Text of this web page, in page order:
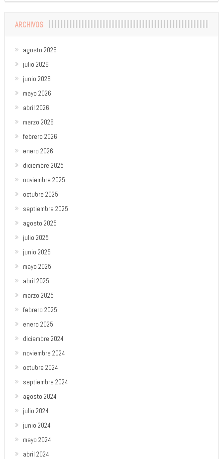
ARCHIVOS
agosto 2026
julio 2026
junio 2026
mayo 2026
abril 2026
marzo 2026
febrero 2026
enero 2026
diciembre 2025
noviembre 2025
octubre 2025
septiembre 2025
agosto 2025
julio 2025
junio 2025
mayo 2025
abril 2025
marzo 2025
febrero 2025
enero 2025
diciembre 2024
noviembre 2024
octubre 2024
septiembre 2024
agosto 2024
julio 2024
junio 2024
mayo 2024
abril 2024